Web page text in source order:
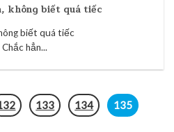
không biết quá tiếc
biết quá tiếc
hẳn...
133 134 135